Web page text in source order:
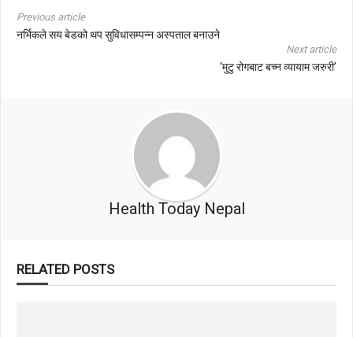
Previous article
नर्भिकले सय बेडको थप सुविधासम्पन्न अस्पताल बनाउने
Next article
‘मुटु रोगबाट बच्न व्यायाम जरुरी’
Health Today Nepal
RELATED POSTS